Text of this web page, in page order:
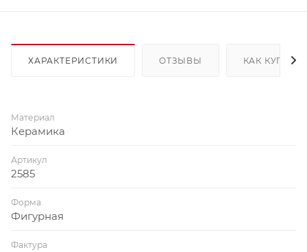
ХАРАКТЕРИСТИКИ ОТЗЫВЫ КАК КУПИТЬ
Материал
Керамика
Артикул
2585
Форма
Фигурная
Фактура